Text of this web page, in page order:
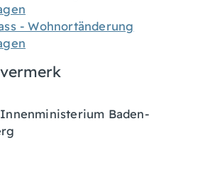
- Wohnortänderung
Innenministerium Baden-